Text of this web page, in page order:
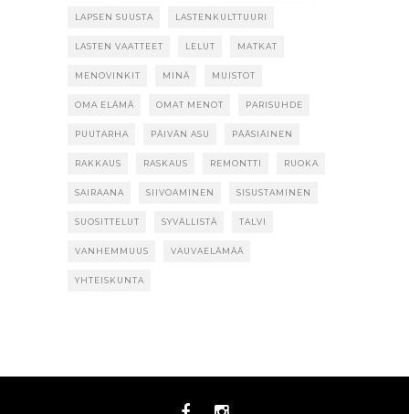
LAPSEN SUUSTA LASTENKULTTUURI
LASTEN VAATTEET LELUT MATKAT
MENOVINKIT MINÄ MUISTOT
OMA ELÄMÄ OMAT MENOT PARISUHDE
PUUTARHA PÄIVÄN ASU PÄÄSIÄINEN
RAKKAUS RASKAUS REMONTTI RUOKA
SAIRAANA SIIVOAMINEN SISUSTAMINEN
SUOSITTELUT SYVÄLLISTÄ TALVI
VANHEMMUUS VAUVAELÄMÄÄ
YHTEISKUNTA